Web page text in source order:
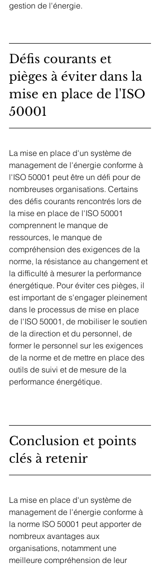
gestion de l'énergie.
Défis courants et
pièges à éviter dans la
mise en place de l'ISO
50001
La mise en place d'un système de
management de l'énergie conforme à
l'ISO 50001 peut être un défi pour de
nombreuses organisations. Certains
des défis courants rencontrés lors de
la mise en place de l'ISO 50001
comprennent le manque de
ressources, le manque de
compréhension des exigences de la
norme, la résistance au changement et
la difficulté à mesurer la performance
énergétique. Pour éviter ces pièges, il
est important de s'engager pleinement
dans le processus de mise en place
de l'ISO 50001, de mobiliser le soutien
de la direction et du personnel, de
former le personnel sur les exigences
de la norme et de mettre en place des
outils de suivi et de mesure de la
performance énergétique.
Conclusion et points
clés à retenir
La mise en place d'un système de
management de l'énergie conforme à
la norme ISO 50001 peut apporter de
nombreux avantages aux
organisations, notamment une
meilleure compréhension de leur